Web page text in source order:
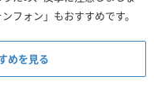
フォン」もおすすめです。
めを見る